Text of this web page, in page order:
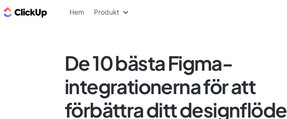
ClickUp-bloggen
Hem Produkt
De 10 bästa Figma-
integrationerna för att
förbättra ditt designflöde